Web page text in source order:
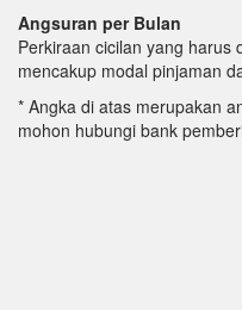
Angsuran per Bulan
Perkiraan cicilan yang harus
mencakup modal pinjaman
* Angka di atas merupakan
mohon hubungi bank